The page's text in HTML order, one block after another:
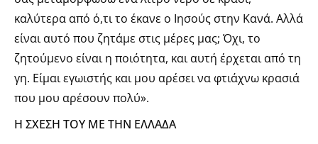
καλύτερα από ό,τι το έκανε ο Ιησούς στην Κανά. Αλλά
είναι αυτό που ζητάμε στις μέρες μας; Όχι, το
ζητούμενο είναι η ποιότητα, και αυτή έρχεται από τη
γη. Είμαι εγωιστής και μου αρέσει να φτιάχνω κρασιά
που μου αρέσουν πολύ».
Η ΣΧΕΣΗ ΤΟΥ ΜΕ ΤΗΝ ΕΛΛΑΔΑ